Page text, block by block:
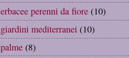
erbacee perenni da fiore (10)
giardini mediterranei (10)
palme (8)